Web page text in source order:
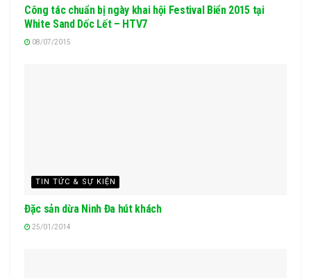
Công tác chuẩn bị ngày khai hội Festival Biển 2015 tại
White Sand Dốc Lết – HTV7
08/07/2015
TIN TỨC & SỰ KIỆN
Đặc sản dừa Ninh Đa hút khách
25/01/2014